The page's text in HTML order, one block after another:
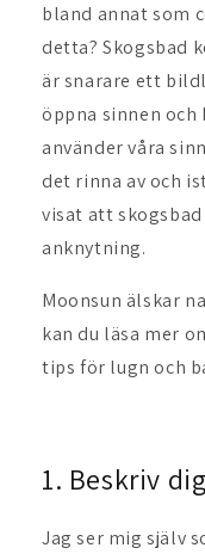
bland annat som
detta?Skogsbad
är snarare ett
öppna sinnen
använder våra
det rinna av och
visat att
anknytning.
Moonsun älskar
kan du läsa mer
tips för lugn och
1. Beskriv
Jag ser mig själv